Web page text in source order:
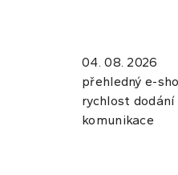
04. 08. 2026
přehledný e-
rychlost dodání
komunikace